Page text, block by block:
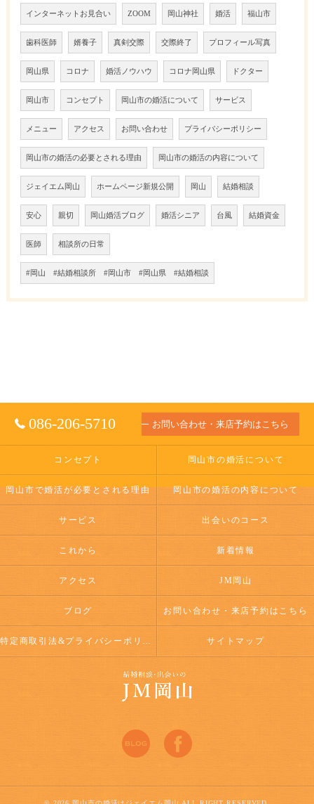
インターネットお見合い ZOOM 岡山神社 婚活 福山市
歯科医師 婿養子 真剣交際 交際終了 プロフィール写真
岡山県 コロナ 婚活ノウハウ コロナ岡山県 ドクター
岡山市 コンセプト 岡山市の婚活について サービス
メニュー アクセス お問い合わせ プライバシーポリシー
岡山市の婚活の必要とされる理由 岡山市の婚活の内容について
ジェイエム岡山 ホームページ新規公開 岡山 結婚相談
安心 親切 岡山婚活ブログ 婚活シニア 台風 結婚資金
医師 相談所の日常
#岡山 #結婚相談所 #岡山市 #岡山県 #結婚相談
086-206-5710 お問い合わせ・来店予約はこちら
コンセプト 岡山市の婚活について
岡山市で婚活が必要とされる理由 岡山市の婚活の内容について
サービス 出会いのコース
これから 新着情報
アクセス JM岡山
ブログ お問い合わせ・来店予約はこちら
特定商取引法&プライバシーポリシー サイトマップ